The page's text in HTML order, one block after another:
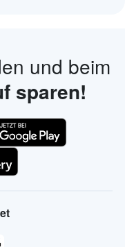
und beim
sparen!